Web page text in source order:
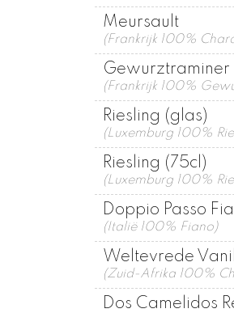
Meursault
(Frankrijk 100%
Gewurztraminer
(Frankrijk 100%
Riesling (glas)
(Luxemburg 100%
Riesling (75cl)
(Luxemburg 100%
Doppio Passo
(Italië 100% Fiano)
Weltevrede
(Zuid-Afrika 100%
Dos Camelidos